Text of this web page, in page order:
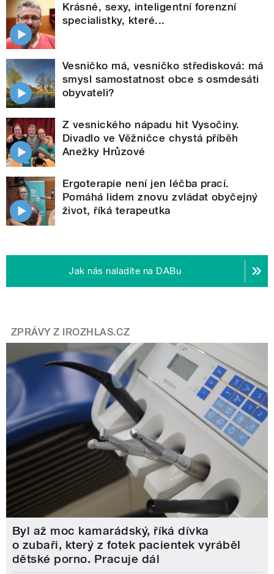
Krásné, sexy, inteligentní forenzní
specialistky, které...
Vesničko má, vesničko středisková: má
smysl samostatnost obce s osmdesáti
obyvateli?
Z vesnického nápadu hit Vysočiny.
Divadlo ve Věžničce chystá příběh
Anežky Hrůzové
Ergoterapie není jen léčba prací.
Pomáhá lidem znovu zvládat obyčejný
život, říká terapeutka
Jak nás naladíte na DABu
ZPRÁVY Z IROZHLAS.CZ
Byl až moc kamarádský, říká dívka
o zubaři, který z fotek pacientek vyráběl
dětské porno. Pracuje dál